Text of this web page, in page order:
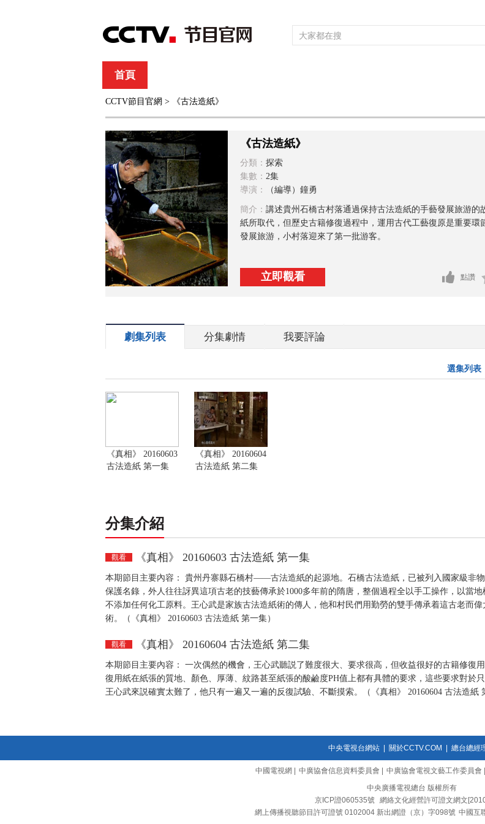
首頁
綜合 新聞 財經 綜藝 中文國際
CCTV節目官網 > 《古法造紙》
《古法造紙》
分類： 探索
集數： 2集
導演：
（編導）鐘勇
簡介： 講述貴州石橋古村落通過保持古法造紙的手藝發展旅游
紙所取代，但歷史古籍修復過程中，運用古代工藝復原是重要環
發展旅游，小村落迎來了第一批游客。
立即觀看 點讚
劇集列表 分集劇情 我要評論
選集列表
《真相》 20160603
古法造紙 第一集
《真相》 20160604
古法造紙 第二集
分集介紹
觀看 《真相》 20160603 古法造紙 第一集
本期節目主要內容： 貴州丹寨縣石橋村——古法造紙的起源地。石橋古法造紙，已被列入國家級非
保護名錄，外人往往訝異這項古老的技藝傳承於1000多年前的隋唐，整個過程全以手工操作，以當地
不添加任何化工原料。王心武是家族古法造紙術的傳人，他和村民們用勤勞的雙手傳承着這古老而偉
術。（《真相》 20160603 古法造紙 第一集）
觀看 《真相》 20160604 古法造紙 第二集
本期節目主要內容： 一次偶然的機會，王心武聽説了難度很大、要求很高，但收益很好的古籍修復
復用紙在紙張的質地、顏色、厚薄、紋路甚至紙張的酸鹼度PH值上都有具體的要求，這些要求對於
王心武來説確實太難了，他只有一遍又一遍的反復試驗、不斷摸索。（《真相》 20160604 古法造紙
中央電視台網站| 關於CCTV.COM 總台總經
中國電視網 中廣協會信息資料委員會 中廣協會電視文藝工作委員會
中央廣播電視總台 版權所有
京ICP證060535號
網絡文化經營許可證文網文
網上傳播視聽節目許可證號 0102004 新出網證（京）字098號 中國互